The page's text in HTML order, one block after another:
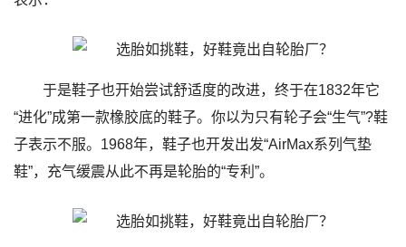
于是鞋子也开始尝试舒适度的改进，终于在1832年它
“进化”成第一款橡胶底的鞋子。你以为只有轮子会“生气”?鞋
子表示不服。1968年，鞋子也开发出发“AirMax系列气垫
鞋”，充气缓震从此不再是轮胎的“专利”。